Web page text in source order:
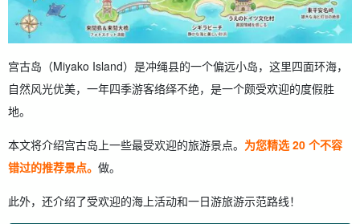
4.4.4. 波拉泉（Bora）海滩。
4.5.5. 长间海滩
5. 雨天也能玩得开心 推荐宫古岛的五个观光景点。
5.2.2. 宫古岛市立博物馆
5.3.3. uue 德国文化村
6.自然与探险的完美结合 五个互动景点
6.1.1. 南瓜洞（蓝洞）
6.3.3. 锡吉拉黄金温泉
宫古岛（Miyako Island）是冲绳县的一个偏远小岛，这里四面环海，
自然风光优美，一年四季游客络绎不绝，是一个颇受欢迎的度假胜
地。
本文将介绍宫古岛上一些最受欢迎的旅游景点。 为您精选 20 个不容
错过的推荐景点。 做。
此外，还介绍了受欢迎的海上活动和一日游旅游示范路线！